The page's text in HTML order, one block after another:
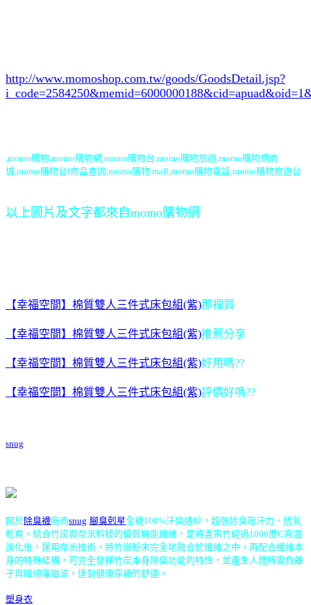
http://www.momoshop.com.tw/goods/GoodsDetail.jsp?
i_code=2584250
,momo購物,momo購物網,momo購物台,momo購物旅遊,momo購物網商
城,momo購物台l商品查詢,momo購物 mall,momo購物電話,momo購物旅遊台
以上圖片及文字都來自momo購物網
【幸福空間】棉質雙人三件式床包組(紫)那裡買
【幸福空間】棉質雙人三件式床包組(紫)推薦分享
【幸福空間】棉質雙人三件式床包組(紫)好用嗎??
【幸福空間】棉質雙人三件式床包組(紫)評價好嗎??
snug
關於除臭襪廠商snug:腳臭剋星全襪100%汗臭通紗，超強除臭吸汗力、透氣
乾爽。結合竹炭與奈米科技的優質機能纖維，是將孟宗竹經過1000度C高溫
炭化後，運用奈米技術，將竹炭粉末完全地融合於纖維之中，再配合纖維本
身的特殊結構，可完全發揮竹炭本身除臭功能的特性，並產生人體所需負離
子與阻絕電磁波，達到健康穿襪的舒適。
塑身衣